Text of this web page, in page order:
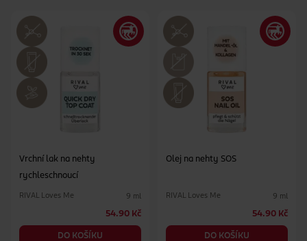
Vrchní lak na nehty
rychleschnoucí
RIVAL Loves Me 9 ml
54.90 Kč
DO KOŠÍKU
Olej na nehty SOS
RIVAL Loves Me 9 ml
54.90 Kč
DO KOŠÍKU